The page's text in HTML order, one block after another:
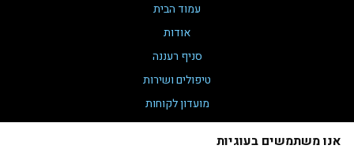
אנו משתמשים בעוגיות
עמוד הבית
אודות
סניף רעננה
טיפולים ושירות
מועדון לקוחות
צור קשר